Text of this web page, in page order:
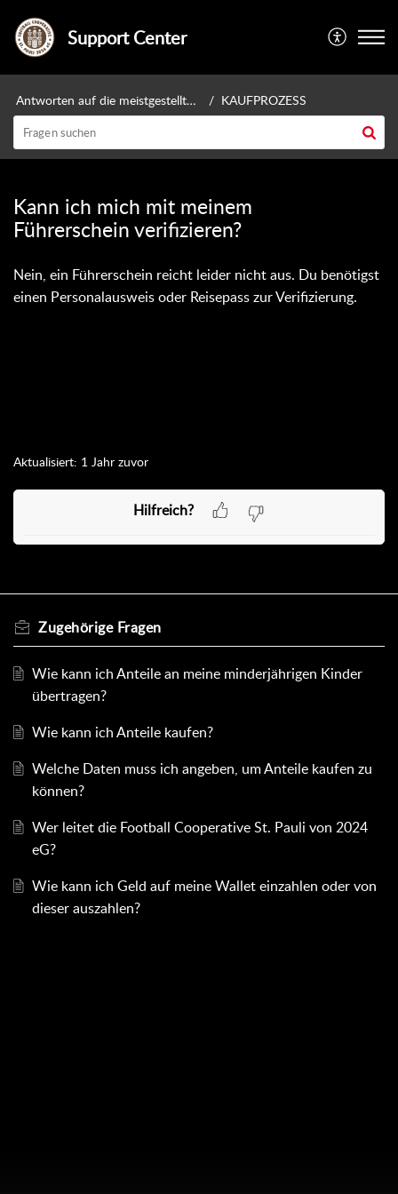
Support Center
Antworten auf die meistgestellten Fragen KAUFPROZESS
Kann ich mich mit meinem
Führerschein verifizieren?
Nein, ein Führerschein reicht leider nicht aus. Du benötigst
einen Personalausweis oder Reisepass zur Verifizierung.
Aktualisiert: 1 Jahr zuvor
Hilfreich?
Zugehörige Fragen
Wie kann ich Anteile an meine minderjährigen Kinder
übertragen?
Wie kann ich Anteile kaufen?
Welche Daten muss ich angeben, um Anteile kaufen zu
können?
Wer leitet die Football Cooperative St. Pauli von 2024
eG?
Wie kann ich Geld auf meine Wallet einzahlen oder von
dieser auszahlen?